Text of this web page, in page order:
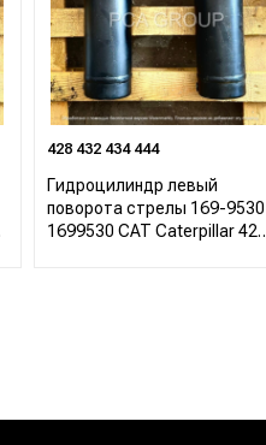
428 432 434 444
Гидроцилиндр левый
поворота стрелы 169-9530
1699530 CAT Caterpillar 422